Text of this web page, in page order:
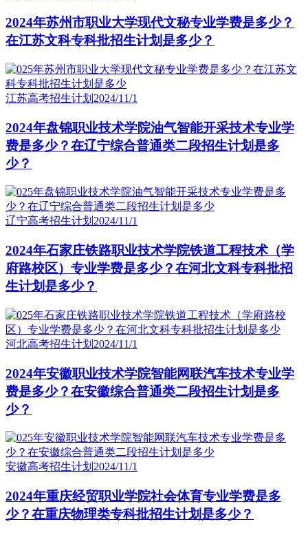
2024年苏州市职业大学现代文秘专业学费是多少？
在江苏文科专科批招生计划是多少？
江苏高考招生计划 2024/11/1
2024年盘锦职业技术学院油气智能开采技术专业学
费是多少？在辽宁综合普通类二段招生计划是多
少？
辽宁高考招生计划 2024/11/1
2024年石家庄铁路职业技术学院铁道工程技术（学
府路校区）专业学费是多少？在河北文科专科批招
生计划是多少？
河北高考招生计划 2024/11/1
2024年安徽职业技术学院智能网联汽车技术专业学
费是多少？在安徽综合普通类二段招生计划是多
少？
安徽高考招生计划 2024/11/1
2024年重庆经贸职业学院社会体育专业学费是多
少？在重庆物理类专科批招生计划是多少？